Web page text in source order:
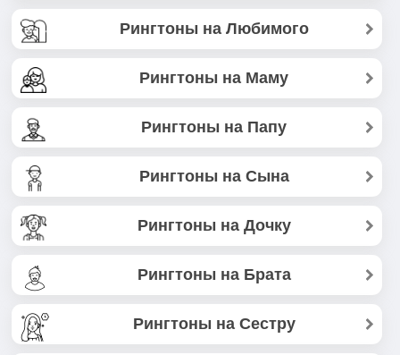
Рингтоны на Любимого
Рингтоны на Маму
Рингтоны на Папу
Рингтоны на Сына
Рингтоны на Дочку
Рингтоны на Брата
Рингтоны на Сестру